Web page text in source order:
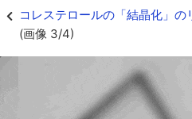
コレステロールの「結晶化」の
(画像 3/4)